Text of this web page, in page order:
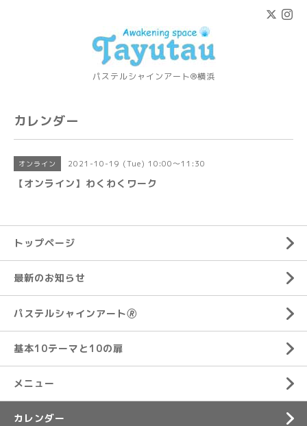
パステルシャインアート®横浜
カレンダー
オンライン 2021-10-19 (Tue) 10:00～11:30
【オンライン】わくわくワーク
トップページ
最新のお知らせ
パステルシャインアート🄬
基本10テーマと10の扉
メニュー
カレンダー